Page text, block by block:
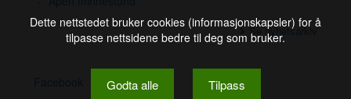
Se nyhetsarkiv
Dette nettstedet bruker cookies (informasjonskapsler) for å
tilpasse nettsidene bedre til deg som bruker.
Godta alle Tilpass